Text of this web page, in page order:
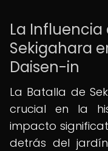
La
Sekigahara
Daisen-in
La Batalla de
crucial en la
impacto
detrás del